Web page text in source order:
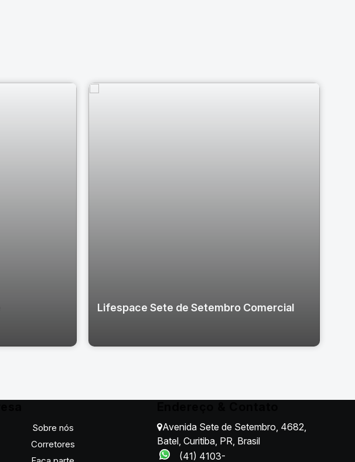
Lifespace Sete de Setembro Comercial
Sobre nós
Corretores
Avenida Sete de Setembro, 4682,
Batel, Curitiba, PR, Brasil
(41) 4103-